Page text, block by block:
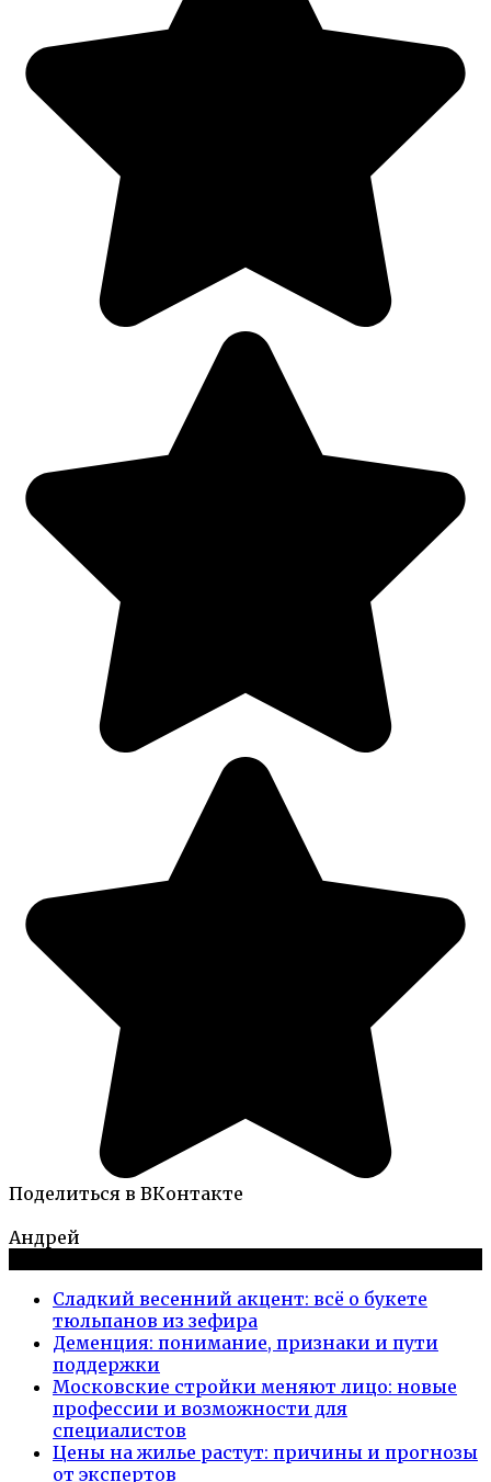
Поделиться в ВКонтакте
Андрей
Сладкий весенний акцент: всё о букете
тюльпанов из зефира
Деменция: понимание, признаки и пути
поддержки
Московские стройки меняют лицо: новые
профессии и возможности для
специалистов
Цены на жилье растут: причины и прогнозы
от экспертов